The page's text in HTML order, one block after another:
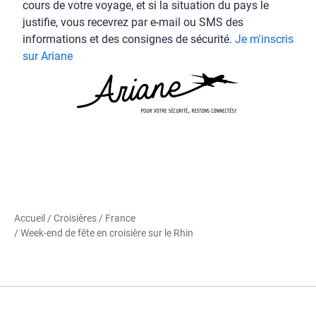
RÉFLEXE ARIANE !
Signalez-vous gratuitement et facilement auprès du
ministère de l'Europe et des Affaires étrangères. Au
cours de votre voyage, et si la situation du pays le
justifie, vous recevrez par e-mail ou SMS des
informations et des consignes de sécurité.
/ Week-end de fête en croisière sur le Rhin